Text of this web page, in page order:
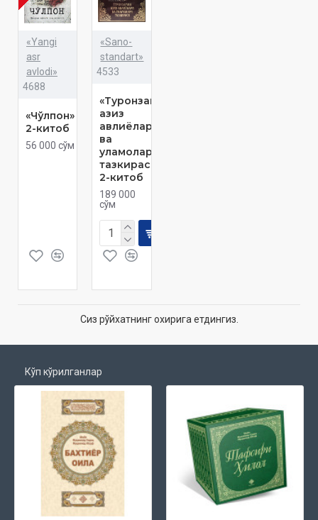
«Yangi
asr
avlodi»
4688
«Чўлпон»
2-китоб
56 000 сўм
«Sano-
standart»
4533
«Туронзамин
азиз
авлиёлари
ва
уламолари
тазкираси»
2-китоб
189 000
сўм
Сиз рўйхатнинг охирига етдингиз.
Кўп кўрилганлар